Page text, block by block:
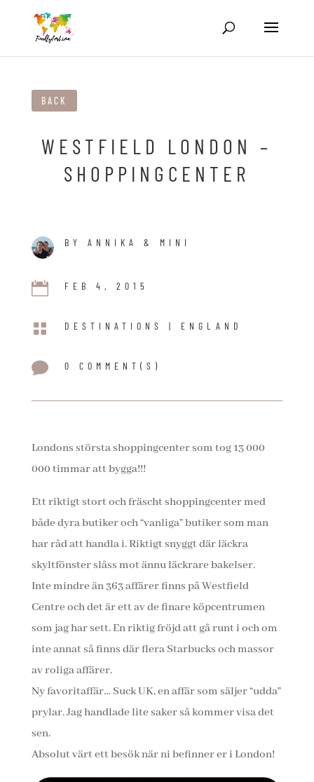
BACK
WESTFIELD LONDON –
SHOPPINGCENTER
BY ANNIKA & MINI
 FEB 4, 2015
 DESTINATIONS | ENGLAND
 0 COMMENT(S)
Londons största shoppingcenter som tog 13 000
000 timmar att bygga!!!
Ett riktigt stort och fräscht shoppingcenter med
både dyra butiker och “vanliga” butiker som man
har råd att handla i. Riktigt snyggt där läckra
skyltfönster slåss mot ännu läckrare bakelser.
Inte mindre än 363 affärer finns på Westfield
Centre och det är ett av de finare köpcentrumen
som jag har sett. En riktig fröjd att gå runt i och om
inte annat så finns där flera Starbucks och massor
av roliga affärer.
Ny favoritaffär… Suck UK, en affär som säljer “udda”
prylar. Jag handlade lite saker så kommer visa det
sen.
Absolut värt ett besök när ni befinner er i London!